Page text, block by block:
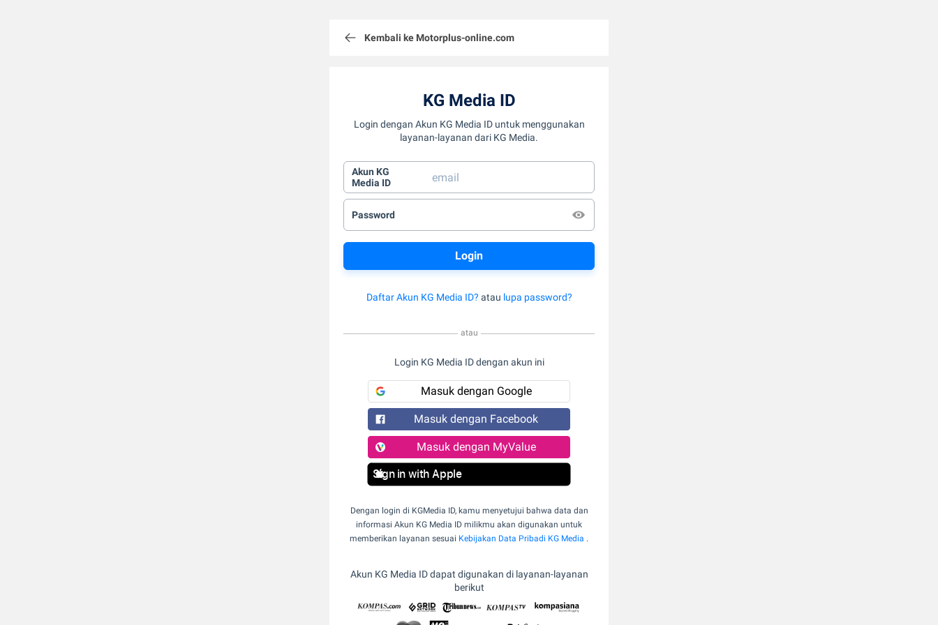
Kembali ke Motorplus-online.com
KG Media ID
Login dengan Akun KG Media ID untuk menggunakan
layanan-layanan dari KG Media.
Akun KG
Media ID
Password
Daftar Akun KG Media ID? atau lupa password?
atau
Login KG Media ID dengan akun ini
Masuk dengan Google
Masuk dengan Facebook
Masuk dengan MyValue
Sign in with Apple
Dengan login di KGMedia ID, kamu menyetujui bahwa data dan
informasi Akun KG Media ID milikmu akan digunakan untuk
memberikan layanan sesuai Kebijakan Data Pribadi KG Media .
Akun KG Media ID dapat digunakan di layanan-layanan
berikut